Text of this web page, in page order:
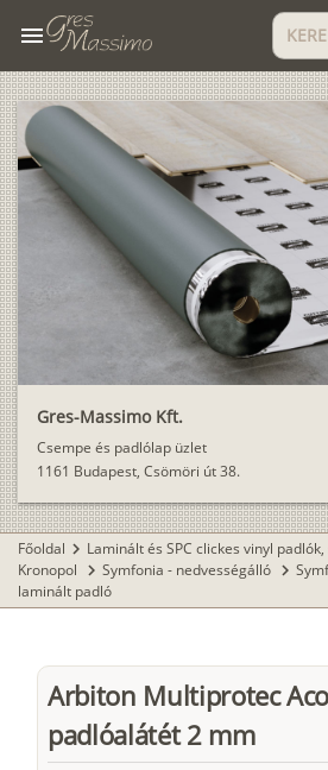
menu
Gres-Massimo Kft.
Csempe és padlólap üzlet
1161 Budapest, Csömöri út 38.
Főoldal chevron_right Laminált és SPC clickes vinyl
Kronopol chevron_right Symfonia - nedvességálló chevron_right
laminált padló
Arbiton Multiprotec
padlóalátét 2 mm